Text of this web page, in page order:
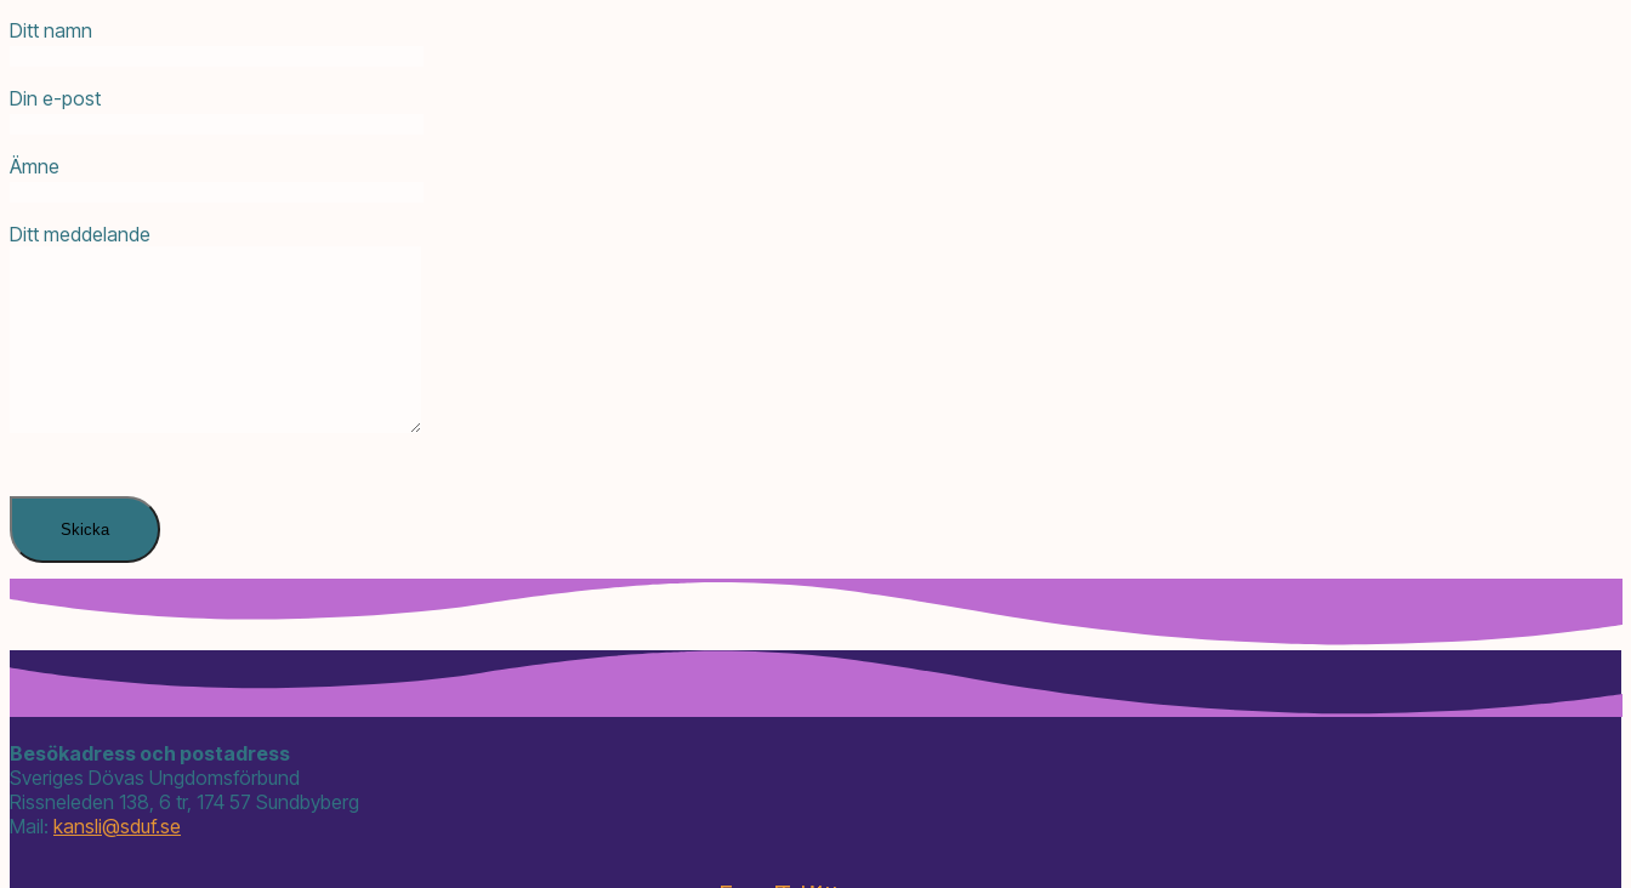
Ditt namn
Din e-post
Ämne
Ditt meddelande
Besökadress och postadress
Sveriges Dövas Ungdomsförbund
Rissneleden 138, 6 tr, 174 57 Sundbyberg
Mail: kansli@sduf.se